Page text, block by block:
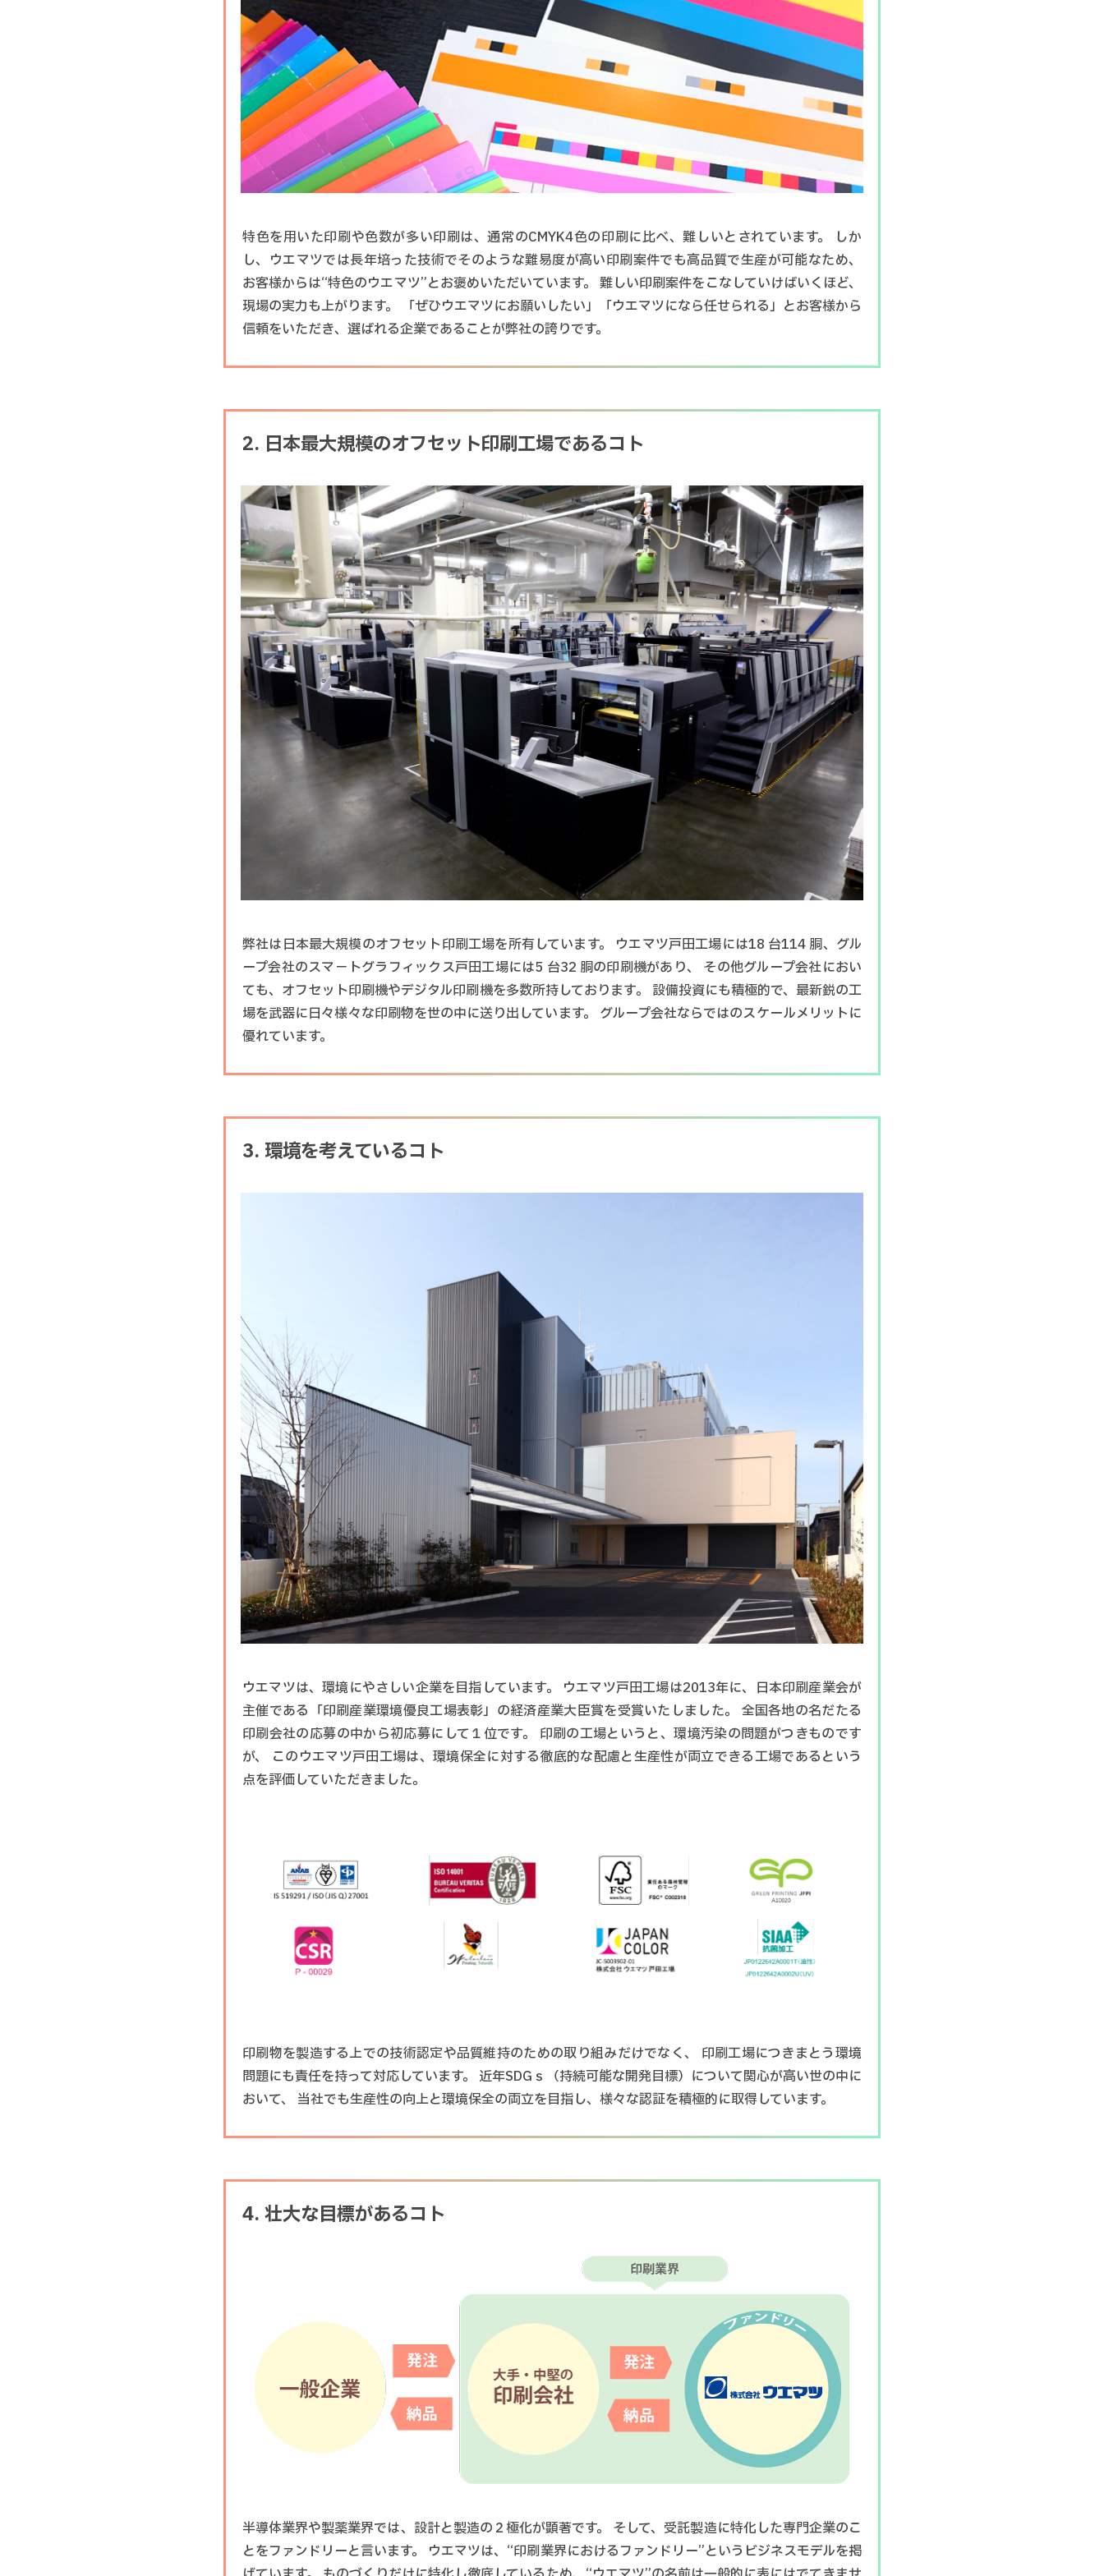
特色を用いた印刷や色数が多い印刷は、通常のCMYK4色の印刷に比べ、難しいとされています。 しか
し、ウエマツでは長年培った技術でそのような難易度が高い印刷案件でも高品質で生産が可能なため、
お客様からは“特色のウエマツ”とお褒めいただいています。 難しい印刷案件をこなしていけばいくほど、
現場の実力も上がります。 「ぜひウエマツにお願いしたい」「ウエマツになら任せられる」とお客様から
信頼をいただき、選ばれる企業であることが弊社の誇りです。
2. 日本最大規模のオフセット印刷工場であるコト
弊社は日本最大規模のオフセット印刷工場を所有しています。 ウエマツ戸田工場には18 台114 胴、グル
ープ会社のスマ－トグラフィックス戸田工場には5 台32 胴の印刷機があり、 その他グループ会社におい
ても、オフセット印刷機やデジタル印刷機を多数所持しております。 設備投資にも積極的で、最新鋭の工
場を武器に日々様々な印刷物を世の中に送り出しています。 グループ会社ならではのスケールメリットに
優れています。
3. 環境を考えているコト
ウエマツは、環境にやさしい企業を目指しています。 ウエマツ戸田工場は2013年に、日本印刷産業会が
主催である「印刷産業環境優良工場表彰」の経済産業大臣賞を受賞いたしました。 全国各地の名だたる
印刷会社の応募の中から初応募にして１位です。 印刷の工場というと、環境汚染の問題がつきものです
が、 このウエマツ戸田工場は、環境保全に対する徹底的な配慮と生産性が両立できる工場であるという
点を評価していただきました。
印刷物を製造する上での技術認定や品質維持のための取り組みだけでなく、 印刷工場につきまとう環境
問題にも責任を持って対応しています。 近年SDGｓ（持続可能な開発目標）について関心が高い世の中に
おいて、 当社でも生産性の向上と環境保全の両立を目指し、様々な認証を積極的に取得しています。
4. 壮大な目標があるコト
半導体業界や製薬業界では、設計と製造の２極化が顕著です。 そして、受託製造に特化した専門企業のこ
とをファンドリーと言います。 ウエマツは、“印刷業界におけるファンドリー”というビジネスモデルを掲